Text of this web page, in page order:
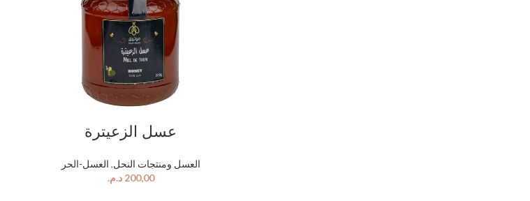
عسل الزعيترة
العسل ومنتجات النحل, العسل-الحر
د.م.